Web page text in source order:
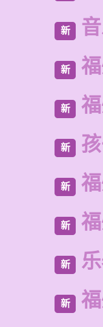
新
新
新
新
新
新
新
新